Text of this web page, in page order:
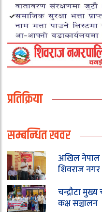
प्रतिक्रिया
सम्बन्धित खवर
अखिल नेपाल
शिवराज नगर
चन्द्रौटा
कक्ष सञ्चालन